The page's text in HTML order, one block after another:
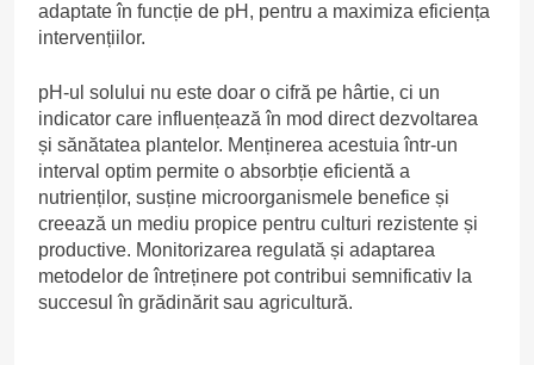
adaptate în funcție de pH, pentru a maximiza eficiența
intervențiilor.
pH-ul solului nu este doar o cifră pe hârtie, ci un
indicator care influențează în mod direct dezvoltarea
și sănătatea plantelor. Menținerea acestuia într-un
interval optim permite o absorbție eficientă a
nutrienților, susține microorganismele benefice și
creează un mediu propice pentru culturi rezistente și
productive. Monitorizarea regulată și adaptarea
metodelor de întreținere pot contribui semnificativ la
succesul în grădinărit sau agricultură.